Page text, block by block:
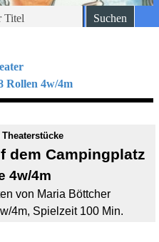
Suchen
Rollen 4w/4m
dem Campingplatz
4w/4m
von Maria Böttcher
4m, Spielzeit 100 Min.